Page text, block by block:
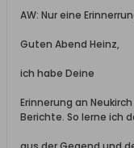
AW: Nur eine
Guten Abend Heinz,
ich habe Deine
Erinnerung an
Berichte. So lerne ich